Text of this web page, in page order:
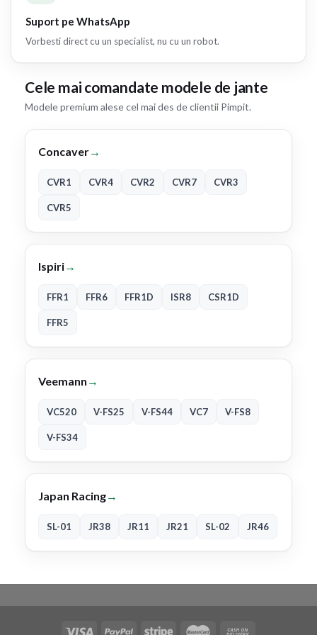
Suport pe WhatsApp
Vorbesti direct cu un specialist, nu cu un robot.
Cele mai comandate modele de jante
Modele premium alese cel mai des de clientii Pimpit.
Concaver→
CVR1 CVR4 CVR2 CVR7 CVR3
CVR5
Ispiri→
FFR1 FFR6 FFR1D ISR8 CSR1D
FFR5
Veemann →
VC520 V-FS25 V-FS44 VC7 V-FS8
V-FS34
Japan Racing→
SL-01 JR38 JR11 JR21 SL-02 JR46